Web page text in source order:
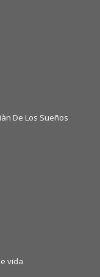
De Los Sueños
vida